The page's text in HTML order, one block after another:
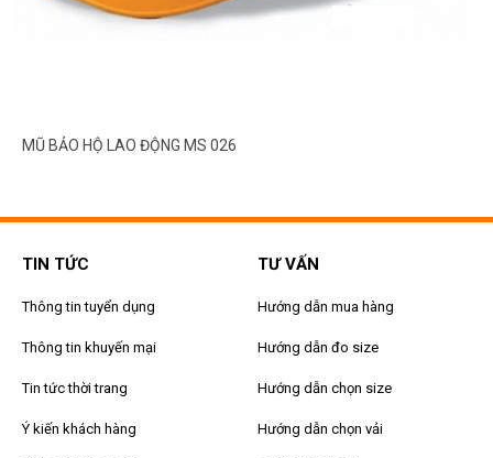
MŨ BẢO HỘ LAO ĐỘNG MS 026
TIN TỨC
Thông tin tuyển dụng
Thông tin khuyến mại
Tin tức thời trang
Ý kiến khách hàng
TƯ VẤN
Hướng dẫn mua hàng
Hướng dẫn đo size
Hướng dẫn chọn size
Hướng dẫn chọn vải